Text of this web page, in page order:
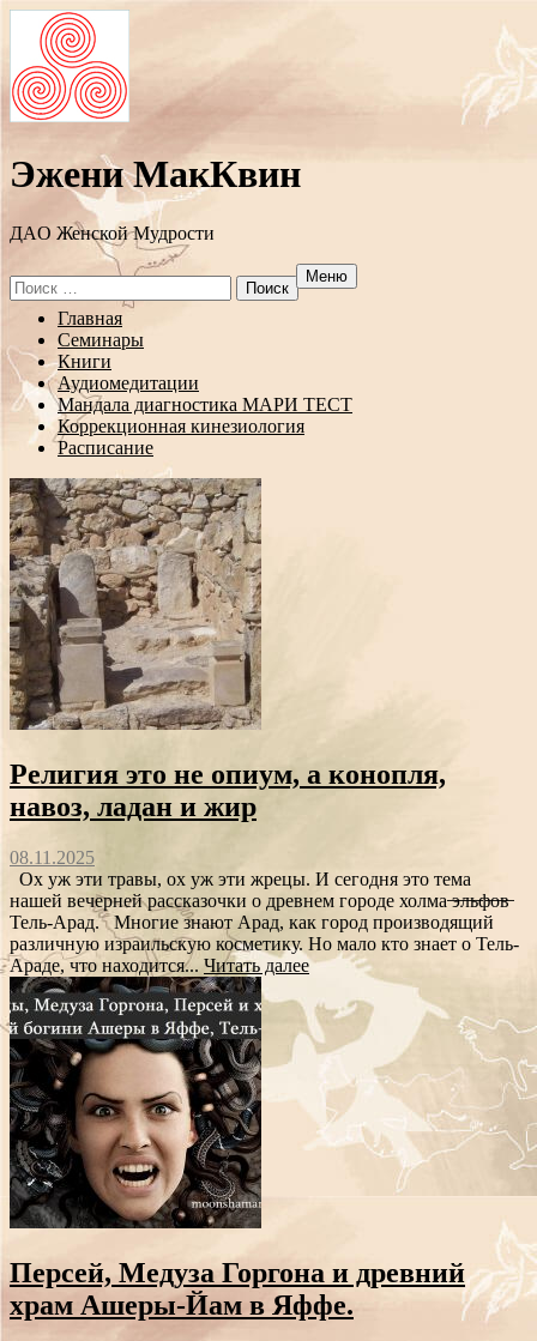
Эжени МакКвин
ДAO Женской Мудрости
Search
for:
Меню
Перейти
содержанию
Главная
Семинары
Книги
Аудиомедитации
Мандала диагностика МАРИ ТЕСТ
Коррекционная кинезиология
Расписание
Религия это не опиум, а конопля,
навоз, ладан и жир
08.11.2025
Ох уж эти травы, ох уж эти жрецы. И сегодня это тема
нашей вечерней рассказочки о древнем городе холма ̶э̶л̶ь̶ф̶о̶в̶
Тель-Арад. Многие знают Арад, как город производящий
различную израильскую косметику. Но мало кто знает о Тель-
Араде, что находится... Читать далее
Персей, Медуза Горгона и древний
храм Ашеры-Йам в Яффе.